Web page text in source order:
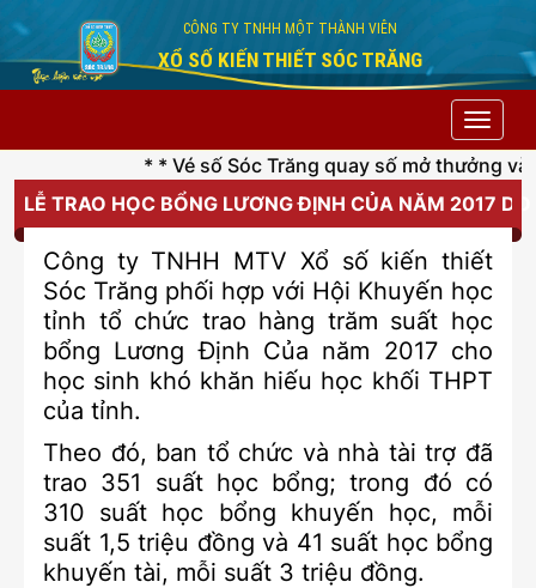
CÔNG TY TNHH MỘT THÀNH VIÊN
XỔ SỐ KIẾN THIẾT SÓC TRĂNG
Toggle
* * Vé số Sóc Trăng quay số mở thưởng vào
LỄ TRAO HỌC BỔNG LƯƠNG ĐỊNH CỦA NĂM 2017
Công ty TNHH MTV Xổ số kiến thiết
Sóc Trăng phối hợp với Hội Khuyến học
tỉnh tổ chức trao hàng trăm suất học
bổng Lương Định Của năm 2017 cho
học sinh khó khăn hiếu học khối THPT
của tỉnh.
Theo đó, ban tổ chức và nhà tài trợ đã
trao 351 suất học bổng; trong đó có
310 suất học bổng khuyến học, mỗi
suất 1,5 triệu đồng và 41 suất học bổng
khuyến tài, mỗi suất 3 triệu đồng.